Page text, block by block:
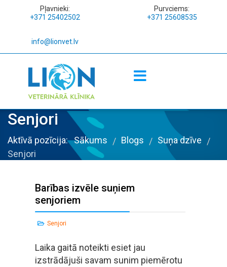
Pļavnieki:
+371 25402502
Purvciems:
+371 25608535
info@lionvet.lv
Senjori
Aktīvā pozīcija:Sākums / Blogs / Suņa dzīve /
Senjori
Barības izvēle suņiem
senjoriem
Senjori
Laika gaitā noteikti esiet jau
izstrādājuši savam sunim piemērotu